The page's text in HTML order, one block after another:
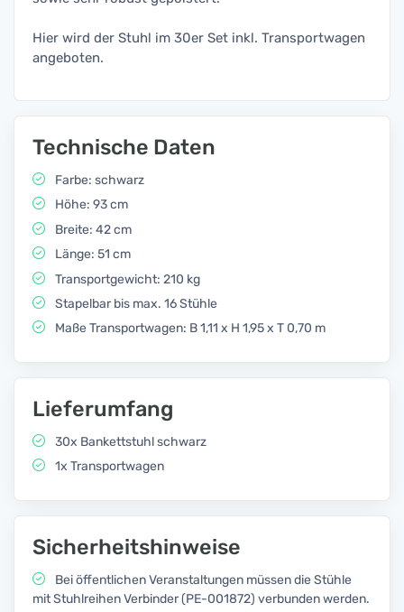
Hier wird der Stuhl im 30er Set inkl. Transportwagen
angeboten.
Technische Daten
Farbe: schwarz
Höhe: 93 cm
Breite: 42 cm
Länge: 51 cm
Transportgewicht: 210 kg
Stapelbar bis max. 16 Stühle
Maße Transportwagen: B 1,11 x H 1,95 x T 0,70 m
Lieferumfang
30x Bankettstuhl schwarz
1x Transportwagen
Sicherheitshinweise
Bei öffentlichen Veranstaltungen müssen die Stühle
mit Stuhlreihen Verbinder (PE-001872) verbunden werden.